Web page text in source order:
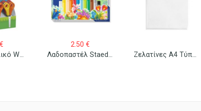
€
Ψαλίδι Σχολικό Westcott Junior 13cm
2.50€
Λαδοπαστέλ Staedtler 12 Τεμ. Ζελατίνες Α4 Τύπου Γ 100 Τεμ.